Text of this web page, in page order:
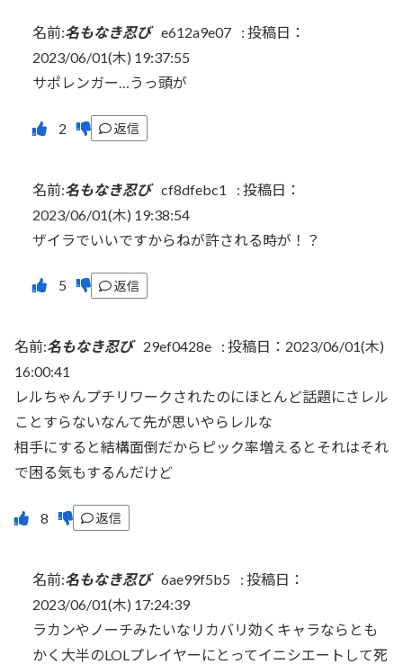
名前:名もなき忍び e612a9e07 : 投稿日：
2023/06/01(木) 19:37:55
サポレンガー…うっ頭が
返信
名前:名もなき忍び cf8dfebc1 : 投稿日：
2023/06/01(木) 19:38:54
ザイラでいいですからねが許される時が！？
返信
名前:名もなき忍び 29ef0428e : 投稿日：2023/06/01(木)
16:00:41
レルちゃんプチリワークされたのにほとんど話題にさレル
ことすらないなんて先が思いやらレルな
相手にすると結構面倒だからピック率増えるとそれはそれ
で困る気もするんだけど
返信
名前:名もなき忍び 6ae99f5b5 : 投稿日：
2023/06/01(木) 17:24:39
ラカンやノーチみたいなリカバリ効くキャラならとも
かく大半のLOLプレイヤーにとってイニシエートして死